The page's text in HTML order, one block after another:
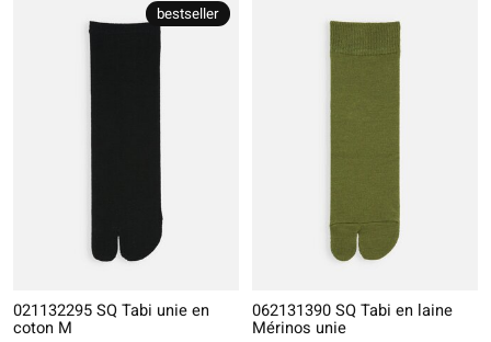
bestseller
021132295 SQ Tabi unie en
coton M
062131390 SQ Tabi en laine
Mérinos unie